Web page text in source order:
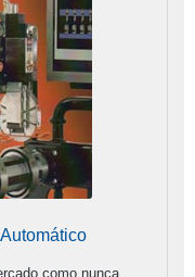
como nunca